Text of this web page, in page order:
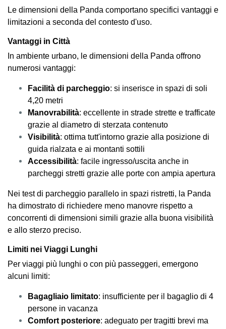
Le dimensioni della Panda comportano specifici vantaggi e
limitazioni a seconda del contesto d'uso.
Vantaggi in Città
In ambiente urbano, le dimensioni della Panda offrono
numerosi vantaggi:
Facilità di parcheggio: si inserisce in spazi di soli
4,20 metri
Manovrabilità: eccellente in strade strette e trafficate
grazie al diametro di sterzata contenuto
Visibilità: ottima tutt'intorno grazie alla posizione di
guida rialzata e ai montanti sottili
Accessibilità: facile ingresso/uscita anche in
parcheggi stretti grazie alle porte con ampia apertura
Nei test di parcheggio parallelo in spazi ristretti, la Panda
ha dimostrato di richiedere meno manovre rispetto a
concorrenti di dimensioni simili grazie alla buona visibilità
e allo sterzo preciso.
Limiti nei Viaggi Lunghi
Per viaggi più lunghi o con più passeggeri, emergono
alcuni limiti:
Bagagliaio limitato: insufficiente per il bagaglio di 4
persone in vacanza
Comfort posteriore: adeguato per tragitti brevi ma